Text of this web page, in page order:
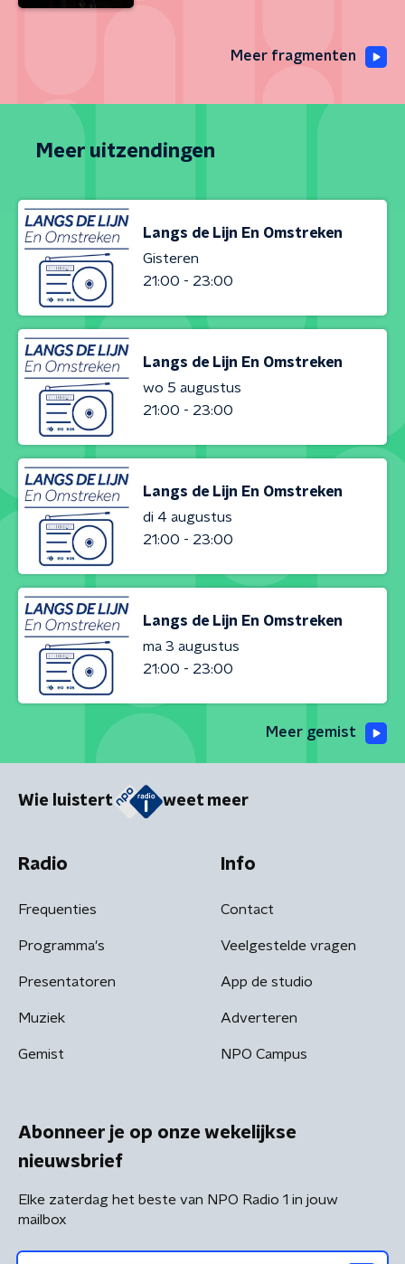
Meer fragmenten
Meer uitzendingen
Langs de Lijn En Omstreken
Gisteren
21:00 - 23:00
Langs de Lijn En Omstreken
wo 5 augustus
21:00 - 23:00
Langs de Lijn En Omstreken
di 4 augustus
21:00 - 23:00
Langs de Lijn En Omstreken
ma 3 augustus
21:00 - 23:00
Meer gemist
Wie luistert weet meer
Radio
Frequenties
Programma's
Presentatoren
Muziek
Gemist
Info
Contact
Veelgestelde vragen
App de studio
Adverteren
NPO Campus
Abonneer je op onze wekelijkse
nieuwsbrief
Elke zaterdag het beste van NPO Radio 1 in jouw
mailbox